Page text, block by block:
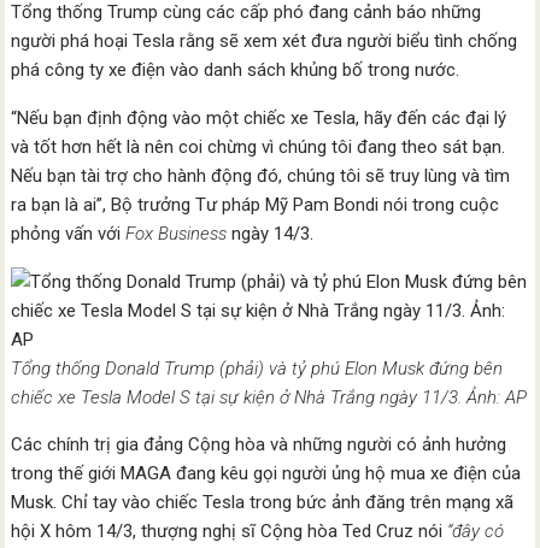
Tổng thống Trump cùng các cấp phó đang cảnh báo những
người phá hoại Tesla rằng sẽ xem xét đưa người biểu tình chống
phá công ty xe điện vào danh sách khủng bố trong nước.
“Nếu bạn định động vào một chiếc xe Tesla, hãy đến các đại lý
và tốt hơn hết là nên coi chừng vì chúng tôi đang theo sát bạn.
Nếu bạn tài trợ cho hành động đó, chúng tôi sẽ truy lùng và tìm
ra bạn là ai”, Bộ trưởng Tư pháp Mỹ Pam Bondi nói trong cuộc
phỏng vấn vớiFox Business ngày 14/3.
Tổng thống Donald Trump (phải) và tỷ phú Elon Musk đứng bên
chiếc xe Tesla Model S tại sự kiện ở Nhà Trắng ngày 11/3. Ảnh: AP
Các chính trị gia đảng Cộng hòa và những người có ảnh hưởng
trong thế giới MAGA đang kêu gọi người ủng hộ mua xe điện của
Musk. Chỉ tay vào chiếc Tesla trong bức ảnh đăng trên mạng xã
hội X hôm 14/3, thượng nghị sĩ Cộng hòa Ted Cruz nói “đây có